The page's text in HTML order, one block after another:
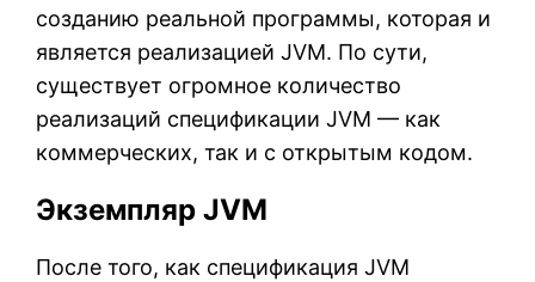
созданию реальной программы, которая и
является реализацией JVM. По сути,
существует огромное количество
реализаций спецификации JVM — как
коммерческих, так и с открытым кодом.
Экземпляр JVM
После того, как спецификация JVM